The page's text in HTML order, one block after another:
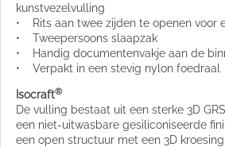
kunstvezelvulling
• Rits aan twee zijden te openen voor
• Tweepersoons slaapzak
• Handig documentenvakje aan de
• Verpakt in een stevig nylon foedraal
Isocraft®
De vulling bestaat uit een sterke 3D
een niet-uitwasbare gesiliconiseerde
een open structuur met een 3D